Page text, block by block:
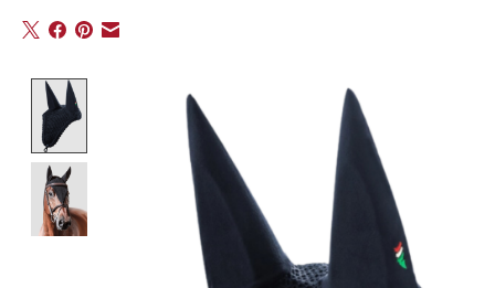
Product image slideshow Items